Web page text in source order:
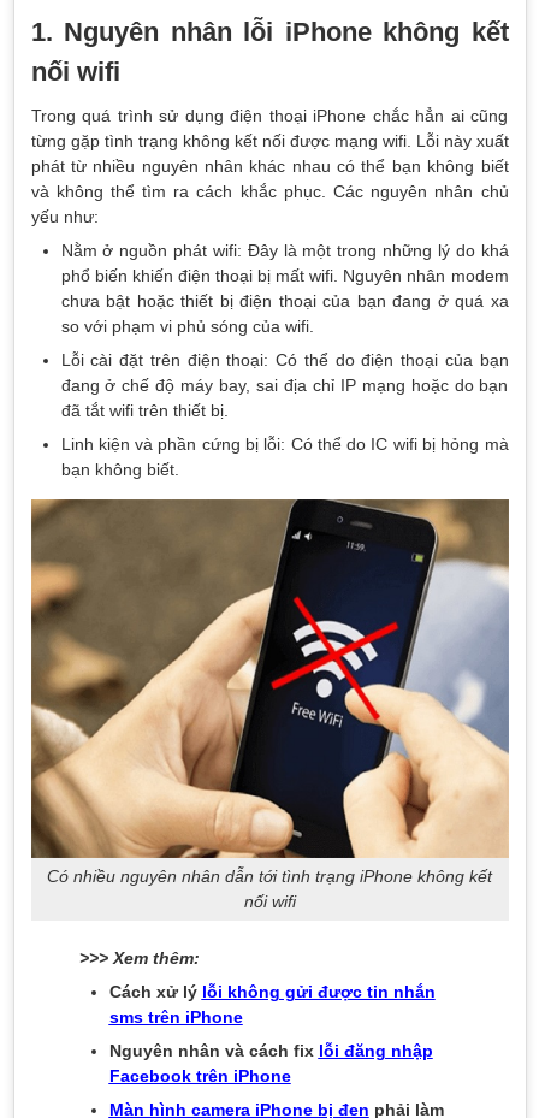
1. Nguyên nhân lỗi iPhone không kết
nối wifi
Trong quá trình sử dụng điện thoại iPhone chắc hẳn ai cũng
từng gặp tình trạng không kết nối được mạng wifi. Lỗi này xuất
phát từ nhiều nguyên nhân khác nhau có thể bạn không biết
và không thể tìm ra cách khắc phục. Các nguyên nhân chủ
yếu như:
Nằm ở nguồn phát wifi: Đây là một trong những lý do khá
phổ biến khiến điện thoại bị mất wifi. Nguyên nhân modem
chưa bật hoặc thiết bị điện thoại của bạn đang ở quá xa
so với phạm vi phủ sóng của wifi.
Lỗi cài đặt trên điện thoại: Có thể do điện thoại của bạn
đang ở chế độ máy bay, sai địa chỉ IP mạng hoặc do bạn
đã tắt wifi trên thiết bị.
Linh kiện và phần cứng bị lỗi: Có thể do IC wifi bị hỏng mà
bạn không biết.
Có nhiều nguyên nhân dẫn tới tình trạng iPhone không kết
nối wifi
>>> Xem thêm:
Cách xử lý lỗi không gửi được tin nhắn
sms trên iPhone
Nguyên nhân và cách fix lỗi đăng nhập
Facebook trên iPhone
Màn hình camera iPhone bị đen phải làm